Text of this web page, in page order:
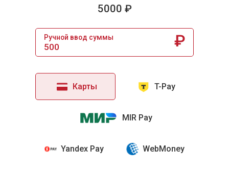
5000 ₽
Ручной ввод суммы ₽
Карты T-Pay
MIR Pay
Yandex Pay WebMoney